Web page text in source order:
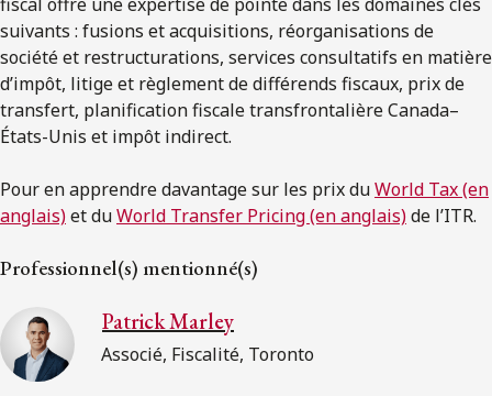
suivants : fusions et acquisitions, réorganisations de
société et restructurations, services consultatifs en matière
d’impôt, litige et règlement de différends fiscaux, prix de
transfert, planification fiscale transfrontalière Canada–
États-Unis et impôt indirect.
Pour en apprendre davantage sur les prix duWorld Tax (en
anglais)et duWorld Transfer Pricing (en anglais)de l’ITR.
Professionnel(s) mentionné(s)
Patrick Marley
Associé, Fiscalité, Toronto